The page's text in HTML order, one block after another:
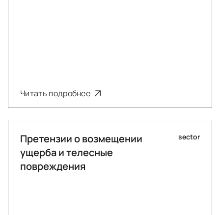
Читать подробнее
Претензии о возмещении
ущерба и телесные
повреждения
sector